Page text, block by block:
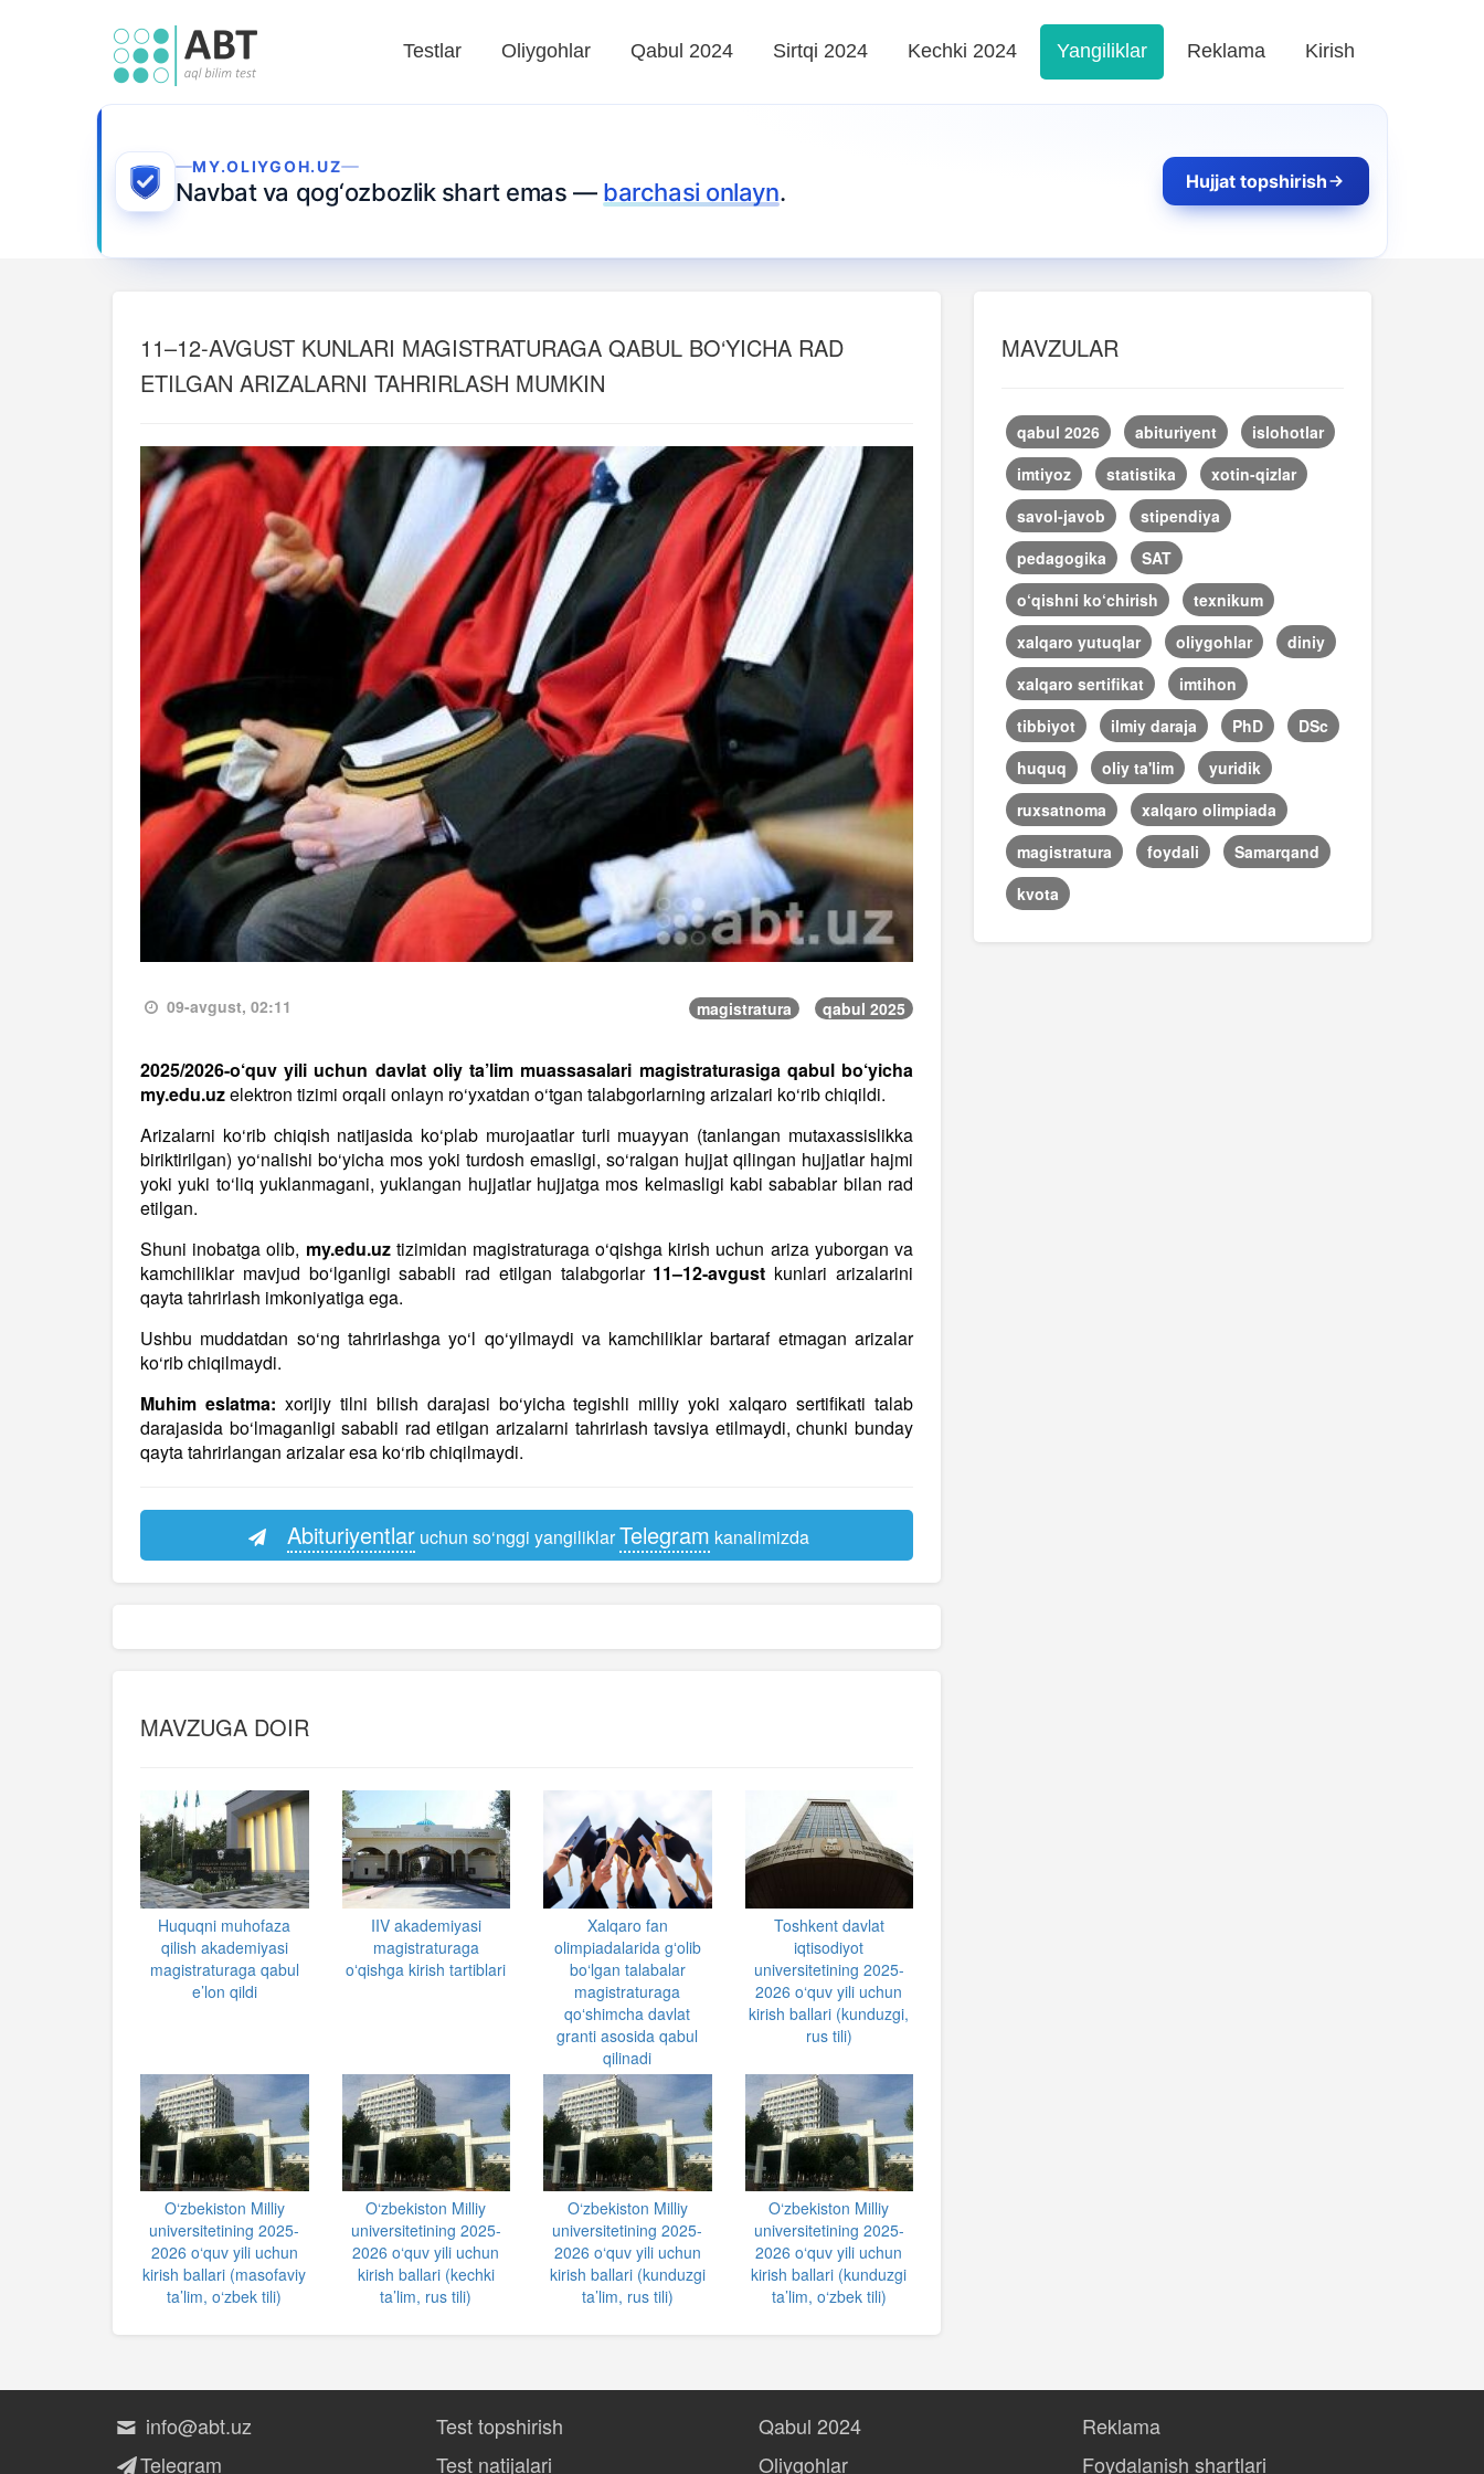
Testlar Oliygohlar Qabul 2024 Sirtqi 2024 Kechki 2024 Yangiliklar Reklama Kirish
MY.OLIYGOH.UZ
Navbat va qog‘ozbozlik shart emas — barchasi onlayn. Hujjat topshirish
11–12-AVGUST KUNLARI MAGISTRATURAGA QABUL BO‘YICHA RAD
ETILGAN ARIZALARNI TAHRIRLASH MUMKIN
09-avgust, 02:11 magistratura qabul 2025
2025/2026-o‘quv yili uchun davlat oliy ta’lim muassasalari magistraturasiga qabul bo‘yicha
my.edu.uzelektron tizimi orqali onlayn ro‘yxatdan o‘tgan talabgorlarning arizalari ko‘rib chiqildi.
Arizalarni ko‘rib chiqish natijasida ko‘plab murojaatlar turli muayyan (tanlangan mutaxassislikka
biriktirilgan) yo‘nalishi bo‘yicha mos yoki turdosh emasligi, so‘ralgan hujjat qilingan hujjatlar hajmi
yoki yuki to‘liq yuklanmagani, yuklangan hujjatlar hujjatga mos kelmasligi kabi sabablar bilan rad
etilgan.
Shuni inobatga olib, my.edu.uztizimidan magistraturaga o‘qishga kirish uchun ariza yuborgan va
kamchiliklar mavjud bo‘lganligi sababli rad etilgan talabgorlar 11–12-avgust kunlari arizalarini
qayta tahrirlash imkoniyatiga ega.
Ushbu muddatdan so‘ng tahrirlashga yo‘l qo‘yilmaydi va kamchiliklar bartaraf etmagan arizalar
ko‘rib chiqilmaydi.
Muhim eslatma: xorijiy tilni bilish darajasi bo‘yicha tegishli milliy yoki xalqaro sertifikati talab
darajasida bo‘lmaganligi sababli rad etilgan arizalarni tahrirlash tavsiya etilmaydi, chunki bunday
qayta tahrirlangan arizalar esa ko‘rib chiqilmaydi.
Abituriyentlaruchun so‘nggi yangiliklarTelegram kanalimizda
MAVZUGA DOIR
Huquqni muhofaza
qilish akademiyasi
magistraturaga qabul
e’lon qildi
IIV akademiyasi
magistraturaga
oʻqishga kirish tartiblari
Xalqaro fan
olimpiadalarida gʻolib
bo‘lgan talabalar
magistraturaga
qoʻshimcha davlat
granti asosida qabul
qilinadi
Toshkent davlat
iqtisodiyot
universitetining 2025-
2026 o‘quv yili uchun
kirish ballari (kunduzgi,
rus tili)
O‘zbekiston Milliy
universitetining 2025-
2026 o‘quv yili uchun
kirish ballari (masofaviy
ta’lim, o‘zbek tili)
O‘zbekiston Milliy
universitetining 2025-
2026 o‘quv yili uchun
kirish ballari (kechki
ta’lim, rus tili)
O‘zbekiston Milliy
universitetining 2025-
2026 o‘quv yili uchun
kirish ballari (kunduzgi
ta’lim, rus tili)
O‘zbekiston Milliy
universitetining 2025-
2026 o‘quv yili uchun
kirish ballari (kunduzgi
ta’lim, o‘zbek tili)
MAVZULAR
qabul 2026 abituriyent
islohotlar
imtiyoz
statistika
xotin-qizlar
savol-javob
stipendiya
pedagogika
SAT
o‘qishni ko‘chirish
texnikum
xalqaro yutuqlar
oliygohlar
diniy
xalqaro sertifikat
imtihon
tibbiyot
ilmiy daraja PhD
DSc
huquq
oliy ta'lim
yuridik
ruxsatnoma
xalqaro olimpiada
magistratura
foydali
Samarqand
kvota
info@abt.uz
Telegram
Test topshirish
Test natijalari
Qabul 2024
Oliygohlar
Reklama
Foydalanish shartlari